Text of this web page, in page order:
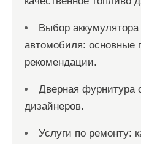
Выбор
автомобиля: основные
рекомендации.
Дверная фурнитура
дизайнеров.
Услуги по ремонту: